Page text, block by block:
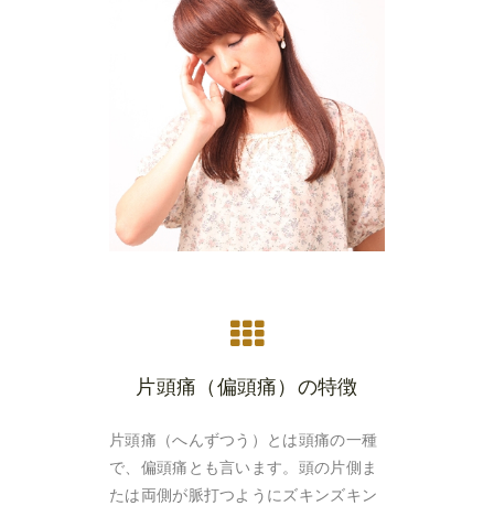
片頭痛（偏頭痛）の特徴
片頭痛（へんずつう）とは頭痛の一種
で、偏頭痛とも言います。頭の片側ま
たは両側が脈打つようにズキンズキン